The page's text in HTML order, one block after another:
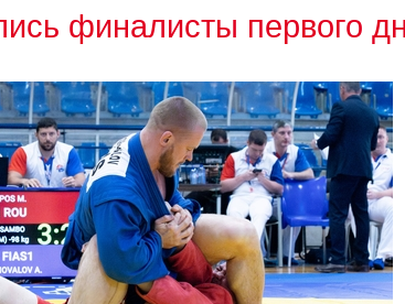
финалисты первого